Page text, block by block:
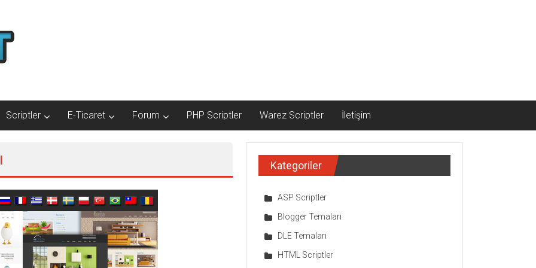
Scriptler E-Ticaret Forum PHP Scriptler Warez Scriptler İletişim
Kategoriler
ASP Scriptler
Blogger Temaları
DLE Temaları
HTML Scriptler